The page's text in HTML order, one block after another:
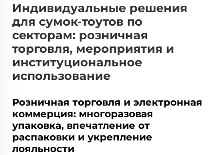
Индивидуальные решения
для сумок-тоутов по
секторам: розничная
торговля, мероприятия и
институциональное
использование
Розничная торговля и электронная
коммерция: многоразовая
упаковка, впечатление от
распаковки и укрепление
лояльности